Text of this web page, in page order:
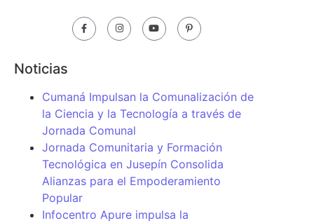
Noticias
Cumaná Impulsan la Comunalización de
la Ciencia y la Tecnología a través de
Jornada Comunal
Jornada Comunitaria y Formación
Tecnológica en Jusepín Consolida
Alianzas para el Empoderamiento
Popular
Infocentro Apure impulsa la